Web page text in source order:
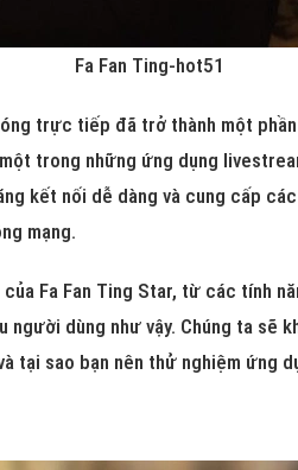
Fa Fan Ting-hot51
trực tiếp đã trở thành một
trong những ứng dụng
kết nối dễ dàng và cung cấp
mạng.
Fa Fan Ting Star, từ các tính
dùng như vậy. Chúng ta sẽ
sao bạn nên thử nghiệm ứng